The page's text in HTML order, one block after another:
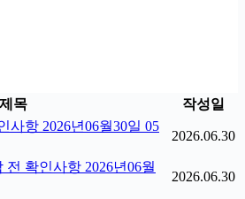
제목
작성일
사항 2026년06월30일 05
2026.06.30
확인사항 2026년06월
2026.06.30